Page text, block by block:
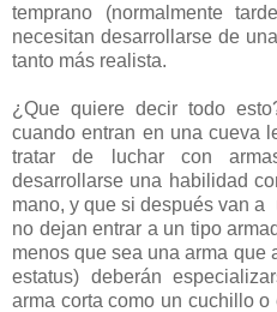
temprano (normalmente
necesitan desarrollarse de
tanto más realista.
¿Que quiere decir todo
cuando entran en una cueva
tratar de luchar con
desarrollarse una habilidad
mano, y que si después van a
no dejan entrar a un tipo
menos que sea una arma que
estatus) deberán
arma corta como un cuchillo